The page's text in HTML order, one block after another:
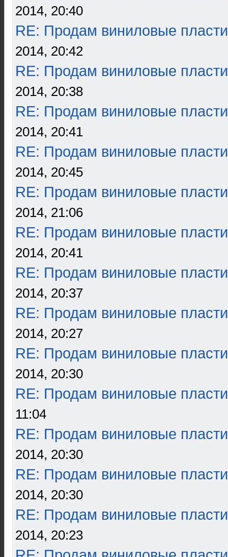
2014, 20:40
RE: Продам виниловые
2014, 20:42
RE: Продам виниловые
2014, 20:38
RE: Продам виниловые
2014, 20:41
RE: Продам виниловые
2014, 20:45
RE: Продам виниловые
2014, 21:06
RE: Продам виниловые
2014, 20:41
RE: Продам виниловые
2014, 20:37
RE: Продам виниловые
2014, 20:27
RE: Продам виниловые
2014, 20:30
RE: Продам виниловые
11:04
RE: Продам виниловые
2014, 20:30
RE: Продам виниловые
2014, 20:30
RE: Продам виниловые
2014, 20:23